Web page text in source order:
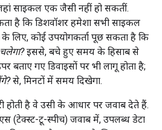
साइकल एक जैसी नहीं हो सकतीं.
है कि डिशवॉशर हमेशा सभी साइकल
लिए, कोई उपयोगकर्ता पूछ सकता है कि
इससे, बचे हुए समय के हिसाब से
बताए गए डिवाइसों पर भी लागू होता है;
से, मिनटों में समय दिखेगा.
होती है वे उसी के आधार पर जवाब देते हैं.
(टेक्स्ट-टू-स्पीच) जवाब में, उपलब्ध डेटा